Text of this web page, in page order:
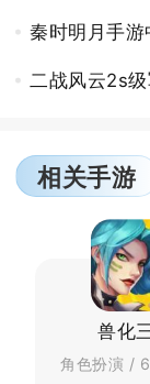
秦时明月手
二战风云2s
相关手游
兽化
角色扮演 /